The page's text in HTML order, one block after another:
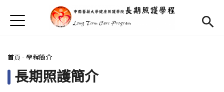
首頁
首頁
最新消息
學程簡介
Jump to Navigation
Jump to Main content
您在這裡
首頁 - 學程簡介
長期照護簡介